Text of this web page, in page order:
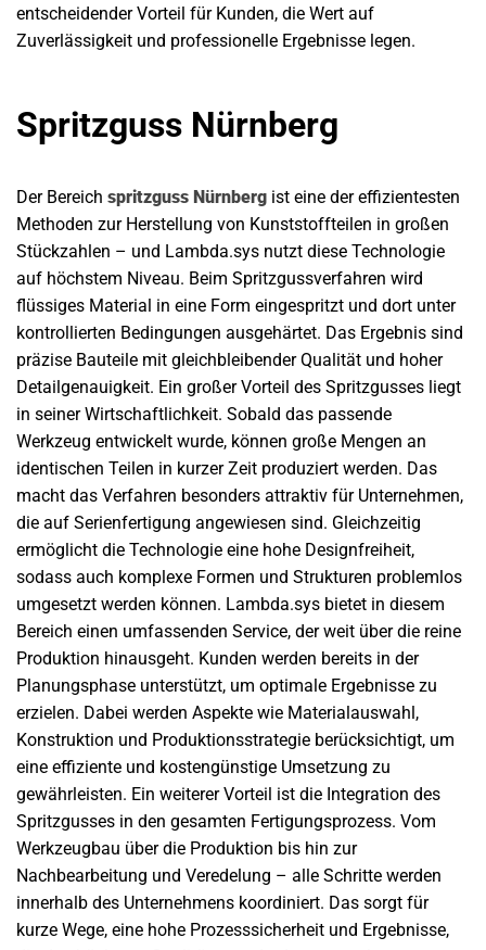
entscheidender Vorteil für Kunden, die Wert auf
Zuverlässigkeit und professionelle Ergebnisse legen.
Spritzguss Nürnberg
Der Bereich spritzguss Nürnberg ist eine der effizientesten
Methoden zur Herstellung von Kunststoffteilen in großen
Stückzahlen – und Lambda.sys nutzt diese Technologie
auf höchstem Niveau. Beim Spritzgussverfahren wird
flüssiges Material in eine Form eingespritzt und dort unter
kontrollierten Bedingungen ausgehärtet. Das Ergebnis sind
präzise Bauteile mit gleichbleibender Qualität und hoher
Detailgenauigkeit. Ein großer Vorteil des Spritzgusses liegt
in seiner Wirtschaftlichkeit. Sobald das passende
Werkzeug entwickelt wurde, können große Mengen an
identischen Teilen in kurzer Zeit produziert werden. Das
macht das Verfahren besonders attraktiv für Unternehmen,
die auf Serienfertigung angewiesen sind. Gleichzeitig
ermöglicht die Technologie eine hohe Designfreiheit,
sodass auch komplexe Formen und Strukturen problemlos
umgesetzt werden können. Lambda.sys bietet in diesem
Bereich einen umfassenden Service, der weit über die reine
Produktion hinausgeht. Kunden werden bereits in der
Planungsphase unterstützt, um optimale Ergebnisse zu
erzielen. Dabei werden Aspekte wie Materialauswahl,
Konstruktion und Produktionsstrategie berücksichtigt, um
eine effiziente und kostengünstige Umsetzung zu
gewährleisten. Ein weiterer Vorteil ist die Integration des
Spritzgusses in den gesamten Fertigungsprozess. Vom
Werkzeugbau über die Produktion bis hin zur
Nachbearbeitung und Veredelung – alle Schritte werden
innerhalb des Unternehmens koordiniert. Das sorgt für
kurze Wege, eine hohe Prozesssicherheit und Ergebnisse,